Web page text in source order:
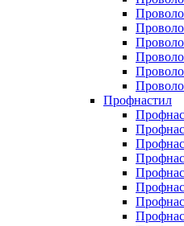
Профнастил